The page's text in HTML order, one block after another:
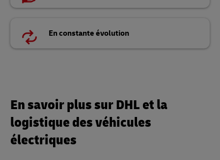
En constante évolution
En savoir plus sur DHL et la
logistique des véhicules
électriques